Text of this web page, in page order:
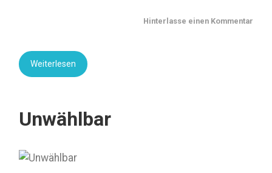
Hinterlasse einen Kommentar
Weiterlesen
Unwählbar